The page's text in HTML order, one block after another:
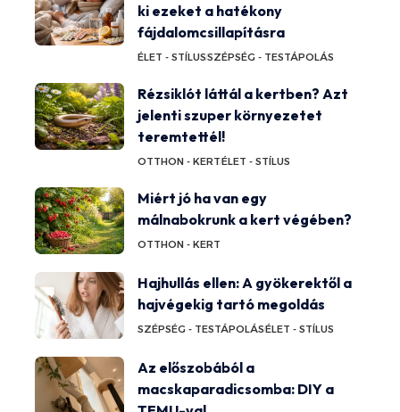
ki ezeket a hatékony
fájdalomcsillapításra
ÉLET - STÍLUSSZÉPSÉG - TESTÁPOLÁS
Rézsiklót láttál a kertben? Azt
jelenti szuper környezetet
teremtettél!
OTTHON - KERTÉLET - STÍLUS
Miért jó ha van egy
málnabokrunk a kert végében?
OTTHON - KERT
Hajhullás ellen: A gyökerektől a
hajvégekig tartó megoldás
SZÉPSÉG - TESTÁPOLÁSÉLET - STÍLUS
Az előszobából a
macskaparadicsomba: DIY a